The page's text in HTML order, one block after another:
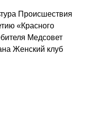
Происшествия
«Красного
Медсовет
Женский клуб